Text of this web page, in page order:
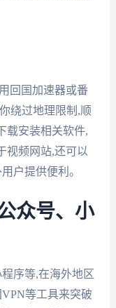
回国加速器或番
绕过地理限制,顺
载安装相关软件,
视频网站,还可以
户提供便利。
众号、小
序等,在海外地区
等工具来突破